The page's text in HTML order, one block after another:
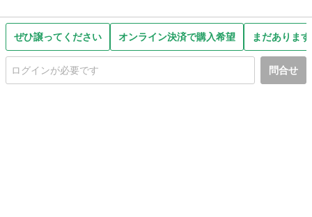
ぜひ譲ってください オンライン決済で購入希望 まだありま
問合せ